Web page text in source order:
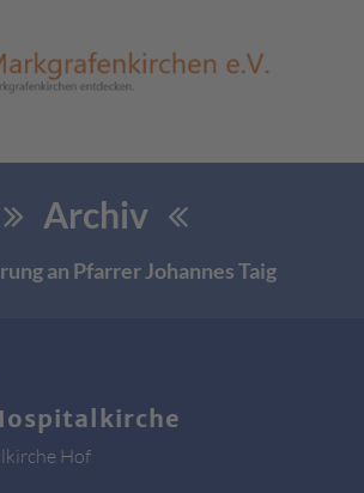
Archiv
an Pfarrer Johannes Taig
Hof